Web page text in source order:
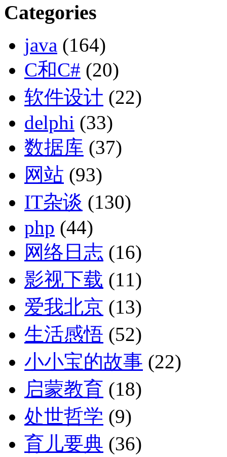
Categories
java (164)
C和C# (20)
软件设计 (22)
delphi (33)
数据库 (37)
网站 (93)
IT杂谈 (130)
php (44)
网络日志 (16)
影视下载 (11)
爱我北京 (13)
生活感悟 (52)
小小宝的故事 (22)
启蒙教育 (18)
处世哲学 (9)
育儿要典 (36)